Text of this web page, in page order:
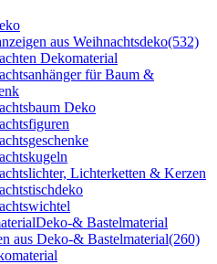
aus Weihnachtsdeko(532)
Dekomaterial
für Baum &
Deko
Lichterketten & Kerzen
Deko-& Bastelmaterial
aus Deko-& Bastelmaterial(260)